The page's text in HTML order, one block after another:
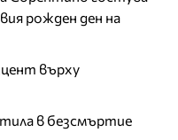
рожден ден на
върху
в безсмъртие